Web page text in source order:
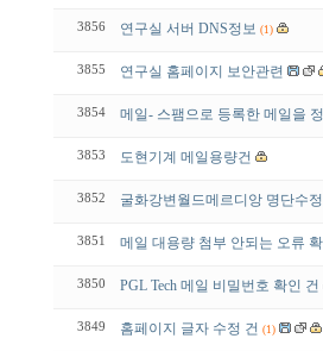
3856 연구실 서버 DNS정보 (1)
3855 연구실 홈페이지 보안관련
3854 메일- 스팸으로 등록한 메일을
3853 도현기계 메일용량건
3852 굴화강변월드메르디앙 명단수
3851 메일 대용량 첨부 안되는 오류
3850 PGL Tech 메일 비밀번호 확인 건
3849 홈페이지 글자 수정 건 (1)